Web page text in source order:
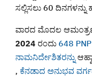
ಸಲ್ಲಿಸಲು 60 ದಿನಗಳನ್ನು
ವಾರದ ಮೊದಲ ಆಮಂತ್ರಣ
2024 ರಂದು 648 PNP
ನಾಮನಿರ್ದೇಶಿತರನ್ನು
, ಕೆನಡಾದ ಅನುಭವ